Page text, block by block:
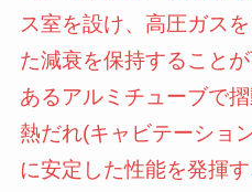
ス室を設け、高圧ガス
た減衰を保持すること
あるアルミチューブで
熱だれ(キャビテーショ
に安定した性能を発揮す